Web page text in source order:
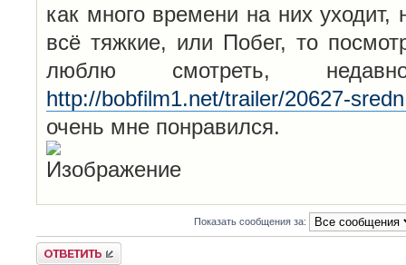
как много времени на них уходит,
всё тяжкие, или Побег, то
люблю смотреть,
http://bobfilm1.net/trailer/20627-
очень мне понравился.
Показать сообщения за:
Ответить